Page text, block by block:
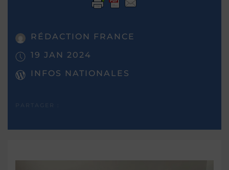
RÉDACTION FRANCE
19 JAN 2024
INFOS NATIONALES